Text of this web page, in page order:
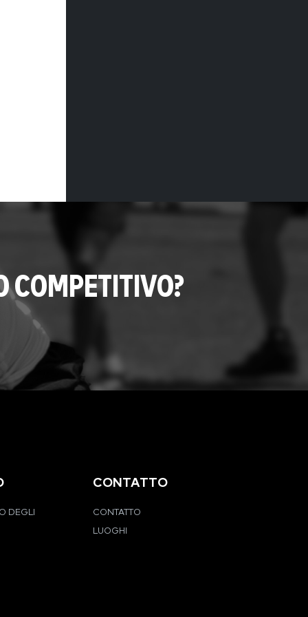
COMPETITIVO?
DEGLI
CONTATTO
CONTATTO
LUOGHI